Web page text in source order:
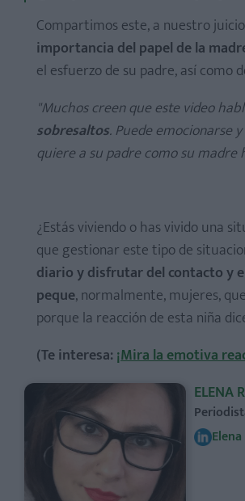
Compartimos este, a nuestro
importancia del papel de la
el esfuerzo de su padre, así como
"Muchos creen que este video
sobresaltos. Puede emocionarse
quiere a su padre como su madre
¿Estás viviendo o has vivido una
que gestionar este tipo de
diario y disfrutar del contacto y
peque, normalmente, mujeres,
porque la reacción de esta niña
(Te interesa: ¡Mira la emotiva
ELENA